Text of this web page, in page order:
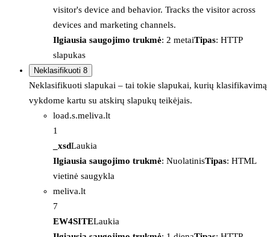
visitor's device and behavior. Tracks the visitor across
devices and marketing channels.
Ilgiausia saugojimo trukmė: 2 metaiTipas: HTTP
slapukas
Neklasifikuoti 8
Neklasifikuoti slapukai – tai tokie slapukai, kurių klasifikavimą
vykdome kartu su atskirų slapukų teikėjais.
load.s.meliva.lt
1
_xsdLaukia
Ilgiausia saugojimo trukmė: NuolatinisTipas: HTML
vietinė saugykla
meliva.lt
7
EW4SITELaukia